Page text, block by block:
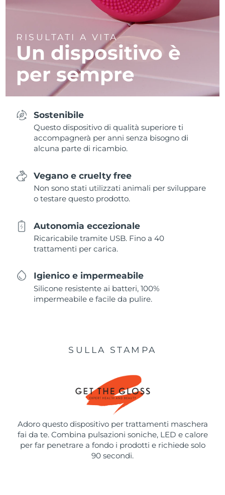
RISULTATI A VITA
Un dispositivo è
per sempre
Sostenibile
Questo dispositivo di qualità superiore ti
accompagnerà per anni senza bisogno di
alcuna parte di ricambio.
Vegano e cruelty free
Non sono stati utilizzati animali per sviluppare
o testare questo prodotto.
Autonomia eccezionale
Ricaricabile tramite USB. Fino a 40
trattamenti per carica.
Igienico e impermeabile
Silicone resistente ai batteri, 100%
impermeabile e facile da pulire.
SULLA STAMPA
Adoro questo dispositivo per trattamenti maschera
fai da te. Combina pulsazioni soniche, LED e calore
per far penetrare a fondo i prodotti e richiede solo
90 secondi.